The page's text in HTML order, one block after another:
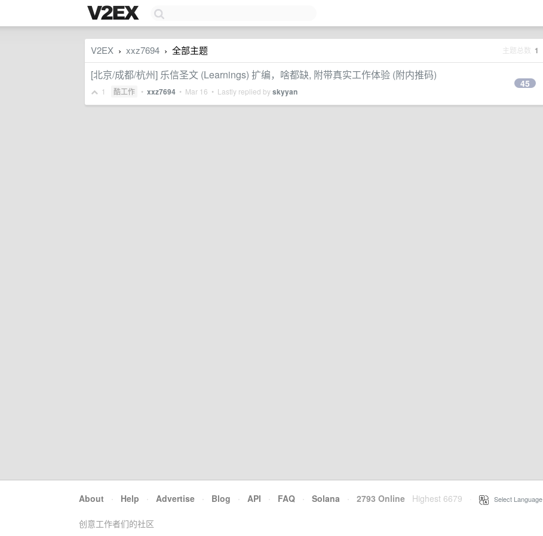
V2EX › xxz7694 › 全部主题 主题总数 1
[北京/成都/杭州] 乐信圣文 (Learnings) 扩编，啥都缺, 附带真实工作体验 (附内推码)
1 酷工作 • xxz7694 • Mar 16 • Lastly replied byskyyan
45
About · Help · Advertise · Blog · API · FAQ · Solana · 2793 Online Highest 6679 Select Language
创意工作者们的社区